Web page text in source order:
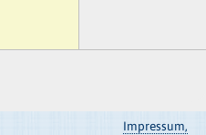
Impressum,